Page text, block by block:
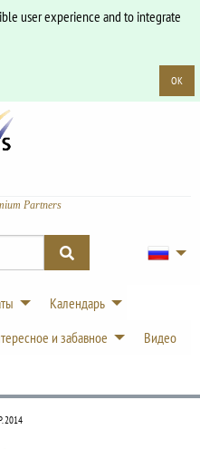
user experience and to integrate
OK
Partners
Календарь
и забавное
Видео
2014